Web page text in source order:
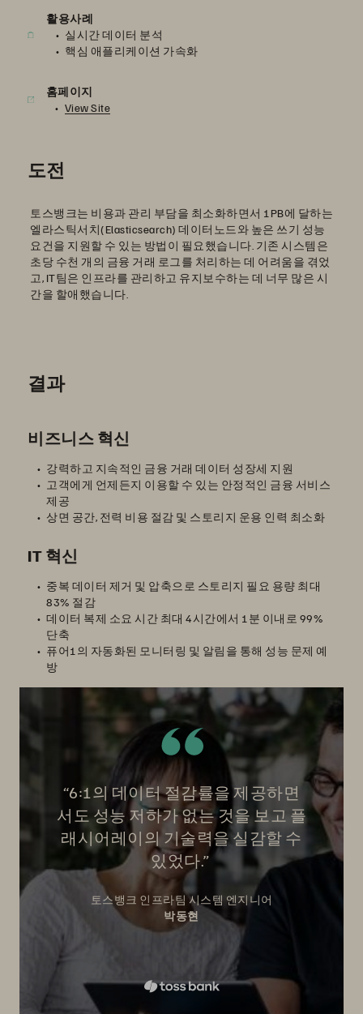
활용사례
실시간 데이터 분석
핵심 애플리케이션 가속화
홈페이지
View Site
도전
토스뱅크는 비용과 관리 부담을 최소화하면서 1PB에 달하는
엘라스틱서치(Elasticsearch) 데이터노드와 높은 쓰기 성능
요건을 지원할 수 있는 방법이 필요했습니다. 기존 시스템은
초당 수천 개의 금융 거래 로그를 처리하는 데 어려움을 겪었
고, IT팀은 인프라를 관리하고 유지보수하는 데 너무 많은 시
간을 할애했습니다.
결과
비즈니스 혁신
강력하고 지속적인 금융 거래 데이터 성장세 지원
고객에게 언제든지 이용할 수 있는 안정적인 금융 서비스
제공
상면 공간, 전력 비용 절감 및 스토리지 운용 인력 최소화
IT 혁신
중복 데이터 제거 및 압축으로 스토리지 필요 용량 최대
83% 절감
데이터 복제 소요 시간 최대 4시간에서 1분 이내로 99%
단축
퓨어1의 자동화된 모니터링 및 알림을 통해 성능 문제 예
방
“6:1의 데이터 절감률을 제공하면
서도 성능 저하가 없는 것을 보고 플
래시어레이의 기술력을 실감할 수
있었다.”
토스뱅크 인프라팀 시스템 엔지니어
박동현